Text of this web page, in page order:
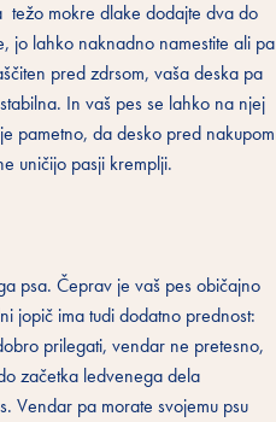
težo mokre dlake dodajte dva do
jo lahko naknadno namestite ali pa
pred zdrsom, vaša deska pa
In vaš pes se lahko na njej
pametno, da desko pred nakupom
uničijo pasji kremplji.
psa. Čeprav je vaš pes običajno
jopič ima tudi dodatno prednost:
prilegati, vendar ne pretesno,
začetka ledvenega dela
Vendar pa morate svojemu psu